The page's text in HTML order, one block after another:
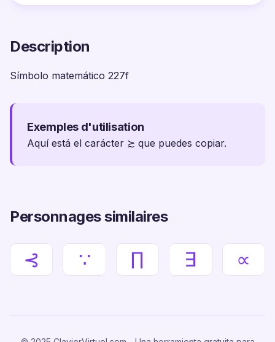
Description
Símbolo matemático 227f
Exemples d'utilisation
Aquí está el carácter ≿ que puedes copiar.
Personnages similaires
⊰ ∵ ∏ ∃ ∝